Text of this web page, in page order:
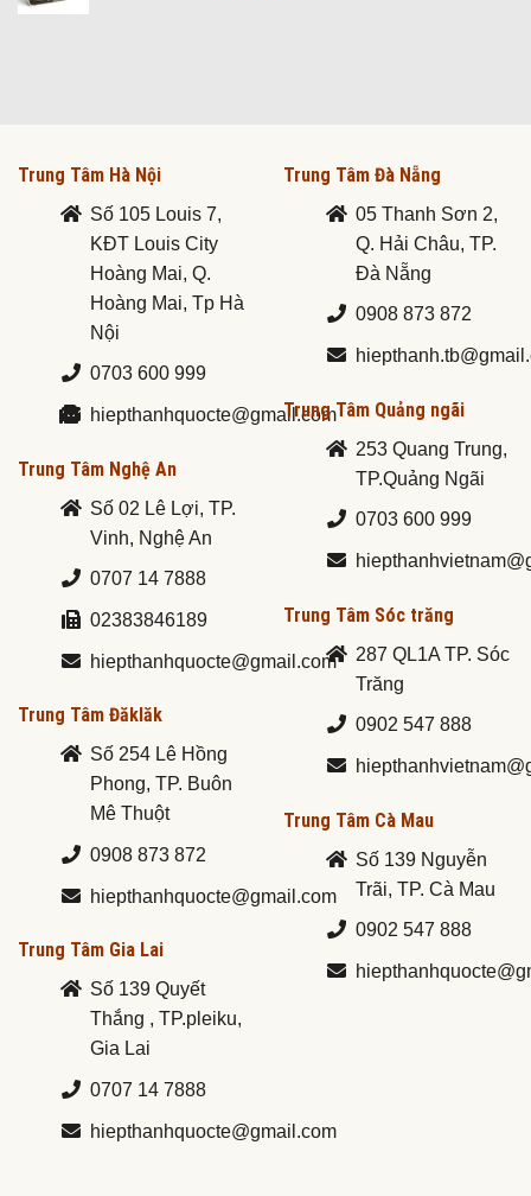
Trung Tâm Hà Nội
Số 105 Louis 7,
KĐT Louis City
Hoàng Mai, Q.
Hoàng Mai, Tp Hà
Nội
0703 600 999
hiepthanhquocte@gmail.com
Trung Tâm Nghệ An
Số 02 Lê Lợi, TP.
Vinh, Nghệ An
0707 14 7888
02383846189
hiepthanhquocte@gmail.com
Trung Tâm Đăklăk
Số 254 Lê Hồng
Phong, TP. Buôn
Mê Thuột
0908 873 872
hiepthanhquocte@gmail.com
Trung Tâm Gia Lai
Số 139 Quyết
Thắng , TP.pleiku,
Gia Lai
0707 14 7888
hiepthanhquocte@gmail.com
Trung Tâm Đà Nẵng
05 Thanh Sơn 2,
Q. Hải Châu, TP.
Đà Nẵng
0908 873 872
Trung Tâm Quảng ngãi
253 Quang Trung,
TP.Quảng Ngãi
0703 600 999
Trung Tâm Sóc trăng
287 QL1A TP. Sóc
Trăng
0902 547 888
Trung Tâm Cà Mau
Số 139 Nguyễn
Trãi, TP. Cà Mau
0902 547 888